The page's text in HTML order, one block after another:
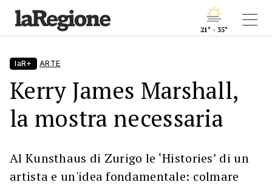
21° - 35°
laR+ ARTE
Kerry James Marshall,
la mostra necessaria
Al Kunsthaus di Zurigo le ‘Histories’ di un
artista e un'idea fondamentale: colmare